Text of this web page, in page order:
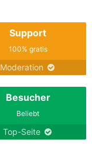
Support
100% gratis
Moderation
Besucher
Beliebt
Top-Seite